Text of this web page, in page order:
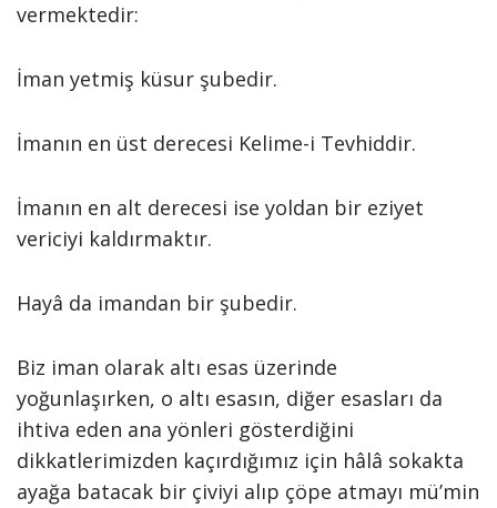
vermektedir:
İman yetmiş küsur şubedir.
İmanın en üst derecesi Kelime-i Tevhiddir.
İmanın en alt derecesi ise yoldan bir eziyet
vericiyi kaldırmaktır.
Hayâ da imandan bir şubedir.
Biz iman olarak altı esas üzerinde
yoğunlaşırken, o altı esasın, diğer esasları da
ihtiva eden ana yönleri gösterdiğini
dikkatlerimizden kaçırdığımız için hâlâ sokakta
ayağa batacak bir çiviyi alıp çöpe atmayı mü’min